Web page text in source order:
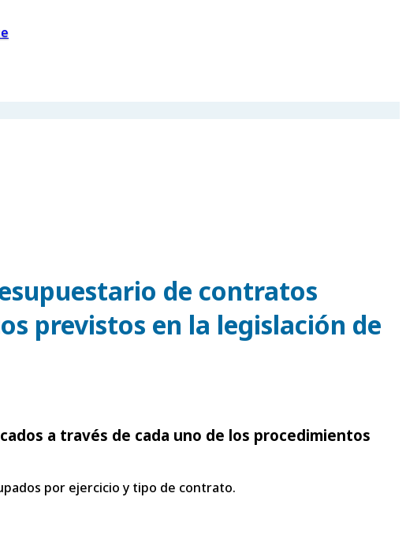
de contratos
previstos en la legislación de
a través de cada uno de los procedimientos
por ejercicio y tipo de contrato.